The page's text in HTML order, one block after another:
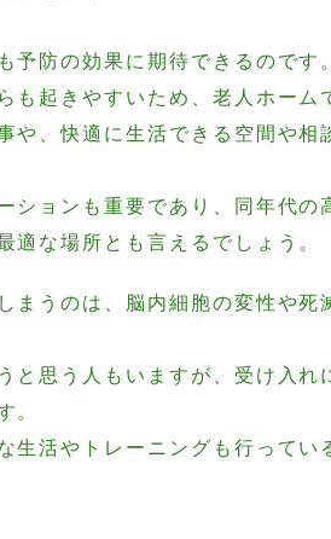
予防の効果に期待できるのです。
も起きやすいため、老人ホーム
や、快適に生活できる空間や相
ションも重要であり、同年代の
適な場所とも言えるでしょう。
まうのは、脳内細胞の変性や死
と思う人もいますが、受け入れ
。
生活やトレーニングも行ってい